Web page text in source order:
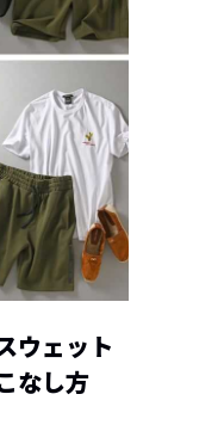
ウェット
なし方